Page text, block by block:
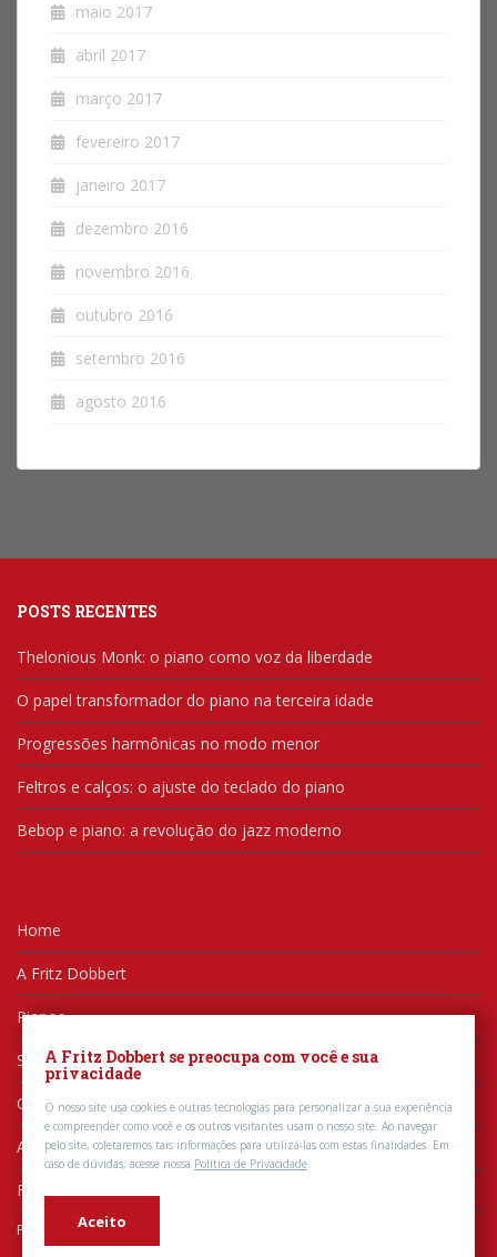
maio 2017
abril 2017
março 2017
fevereiro 2017
janeiro 2017
dezembro 2016
novembro 2016
outubro 2016
setembro 2016
agosto 2016
POSTS RECENTES
Thelonious Monk: o piano como voz da liberdade
O papel transformador do piano na terceira idade
Progressões harmônicas no modo menor
Feltros e calços: o ajuste do teclado do piano
Bebop e piano: a revolução do jazz moderno
Home
A Fritz Dobbert
Pianos
Serviços
Conteúdos
Artistas
Fale Conosco
Política de Privacidade
A Fritz Dobbert se preocupa com você e sua
privacidade
O nosso site usa cookies e outras tecnologias para personalizar a sua experiência
e compreender como você e os outros visitantes usam o nosso site. Ao navegar
pelo site, coletaremos tais informações para utilizá-las com estas finalidades. Em
caso de dúvidas, acesse nossa Política de Privacidade.
Aceito